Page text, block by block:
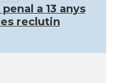
a 13 anys
reclutin